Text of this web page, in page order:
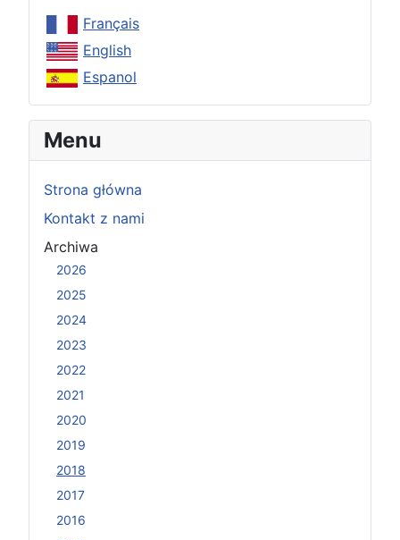
Français
English
Espanol
Menu
Strona główna
Kontakt z nami
Archiwa
2026
2025
2024
2023
2022
2021
2020
2019
2018
2017
2016